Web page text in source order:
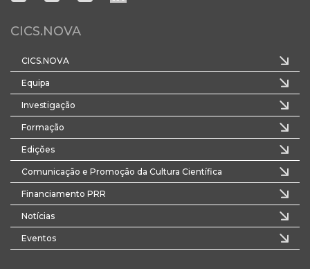
CICS.NOVA
CICS.NOVA
Equipa
Investigação
Formação
Edições
Comunicação e Promoção da Cultura Científica
Financiamento PRR
Notícias
Eventos